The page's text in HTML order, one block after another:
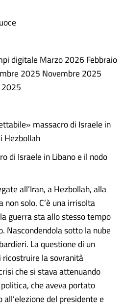
digitale Marzo 2026 Febbraio
2025 Novembre 2025
massacro di Israele in
Hezbollah
di Israele in Libano e il nodo
all’Iran, a Hezbollah, alla
solo. C’è una irrisolta
guerra sta allo stesso tempo
Nascondendola sotto la nube
La questione di un
ricostruire la sovranità
che si stava attenuando
che aveva portato
del presidente e